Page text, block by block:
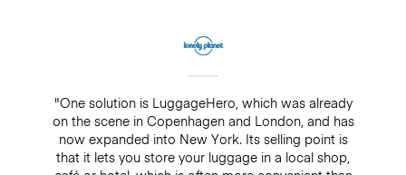
"One solution is LuggageHero, which was already
on the scene in Copenhagen and London, and has
now expanded into New York. Its selling point is
that it lets you store your luggage in a local shop,